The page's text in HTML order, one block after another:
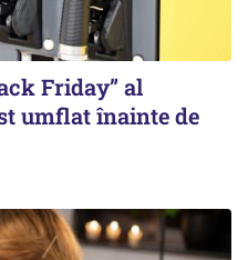
Friday” al
umflat înainte de